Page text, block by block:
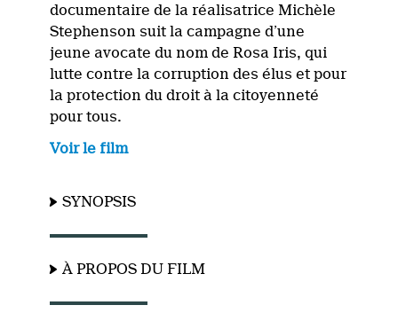
documentaire de la réalisatrice Michèle
Stephenson suit la campagne d’une
jeune avocate du nom de Rosa Iris, qui
lutte contre la corruption des élus et pour
la protection du droit à la citoyenneté
pour tous.
Voir le film
SYNOPSIS
À PROPOS DU FILM